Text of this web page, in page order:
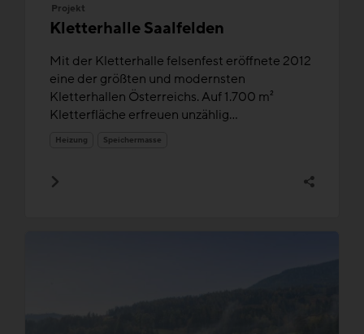
Projekt
Kletterhalle Saalfelden
Mit der Kletterhalle felsenfest eröffnete 2012
eine der größten und modernsten
Kletterhallen Österreichs. Auf 1.700 m²
Kletterfläche erfreuen unzählig...
Heizung Speichermasse